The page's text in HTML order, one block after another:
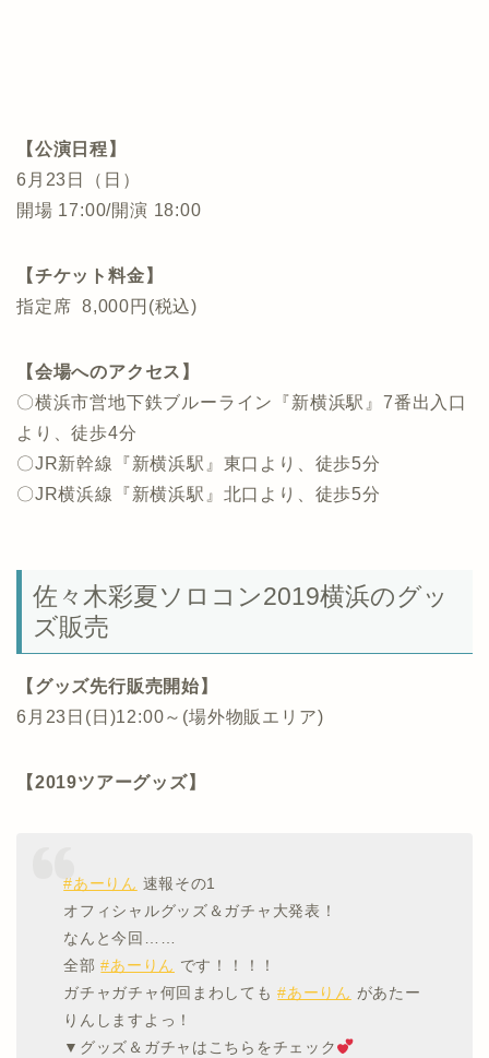
【公演日程】
6月23日（日）
開場 17:00/開演 18:00
【チケット料金】
指定席 8,000円(税込)
【会場へのアクセス】
〇横浜市営地下鉄ブルーライン『新横浜駅』7番出入口
より、徒歩4分
〇JR新幹線『新横浜駅』東口より、徒歩5分
〇JR横浜線『新横浜駅』北口より、徒歩5分
佐々木彩夏ソロコン2019横浜のグッ
ズ販売
【グッズ先行販売開始】
6月23日(日)12:00～(場外物販エリア)
【2019ツアーグッズ】
#あーりん 速報その1
オフィシャルグッズ＆ガチャ大発表！
なんと今回……
全部#あーりん です！！！！
ガチャガチャ何回まわしても#あーりん があたー
りんしますよっ！
▼グッズ＆ガチャはこちらをチェック